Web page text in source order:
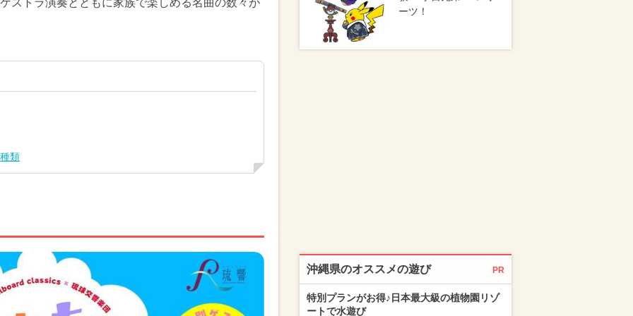
ストラ演奏とともに家族で楽しめる名曲の数々が
類
ーツ！
沖縄県のオススメの遊び PR
特別プランがお得♪日本最大級の植物園リゾ
ートで水遊び